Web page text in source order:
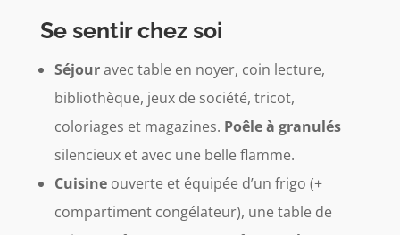
Se sentir chez soi
Séjouravec table en noyer, coin lecture,
bibliothèque, jeux de société, tricot,
coloriages et magazines. Poêle à granulés
silencieux et avec une belle flamme.
Cuisineouverte et équipée d’un frigo (+
compartiment congélateur), une table de